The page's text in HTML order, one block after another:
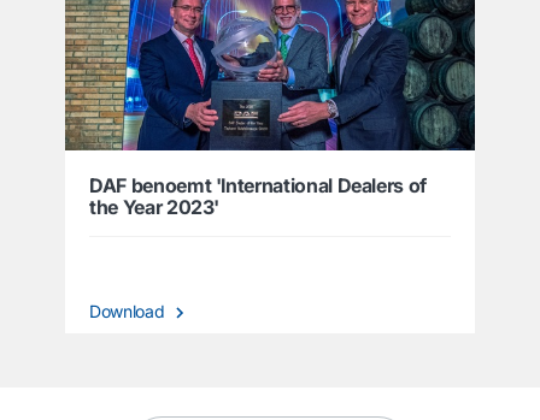
DAF benoemt 'International Dealers of
the Year 2023'
Download